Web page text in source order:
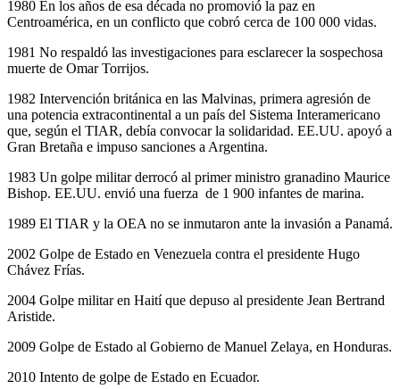
1980 En los años de esa década no promovió la paz en
Centroamérica, en un conflicto que cobró cerca de 100 000 vidas.
1981 No respaldó las investigaciones para esclarecer la sospechosa
muerte de Omar Torrijos.
1982 Intervención británica en las Malvinas, primera agresión de
una potencia extracontinental a un país del Sistema Interamericano
que, según el TIAR, debía convocar la solidaridad. EE.UU. apoyó a
Gran Bretaña e impuso sanciones a Argentina.
1983 Un golpe militar derrocó al primer ministro granadino Maurice
Bishop. EE.UU. envió una fuerza de 1 900 infantes de marina.
1989 El TIAR y la OEA no se inmutaron ante la invasión a Panamá.
2002 Golpe de Estado en Venezuela contra el presidente Hugo
Chávez Frías.
2004 Golpe militar en Haití que depuso al presidente Jean Bertrand
Aristide.
2009 Golpe de Estado al Gobierno de Manuel Zelaya, en Honduras.
2010 Intento de golpe de Estado en Ecuador.